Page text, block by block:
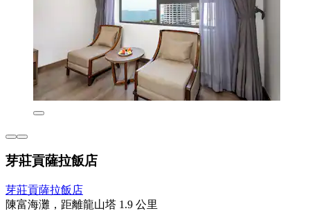
芽莊貢薩拉飯店
芽莊貢薩拉飯店
陳富海灘，距離龍山塔 1.9 公里